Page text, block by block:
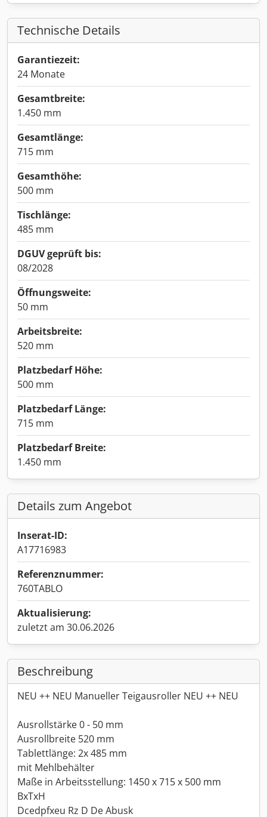
Technische Details
Garantiezeit:
24 Monate
Gesamtbreite:
1.450 mm
Gesamtlänge:
715 mm
Gesamthöhe:
500 mm
Tischlänge:
485 mm
DGUV geprüft bis:
08/2028
Öffnungsweite:
50 mm
Arbeitsbreite:
520 mm
Platzbedarf Höhe:
500 mm
Platzbedarf Länge:
715 mm
Platzbedarf Breite:
1.450 mm
Details zum Angebot
Inserat-ID:
A17716983
Referenznummer:
760TABLO
Aktualisierung:
zuletzt am 30.06.2026
Beschreibung
NEU ++ NEU Manueller Teigausroller NEU ++ NEU
Ausrollstärke 0 - 50 mm
Ausrollbreite 520 mm
Tablettlänge: 2x 485 mm
mit Mehlbehälter
Maße in Arbeitsstellung: 1450 x 715 x 500 mm
BxTxH
Dcedpfxeu Rz D De Abusk